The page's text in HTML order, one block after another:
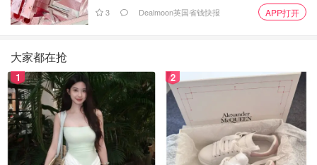
3 Dealmoon英国省钱快报 APP打开
大家都在抢
1 2